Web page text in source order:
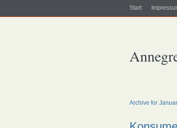
Start
Archive for